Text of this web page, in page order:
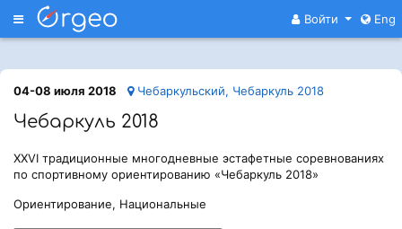
Меню Войти Eng
04-08 июля 2018 Чебаркульский, Чебаркуль 2018
Чебаркуль 2018
XXVI традиционные многодневные эстафетные соревнованиях
по спортивному ориентированию «Чебаркуль 2018»
Ориентирование, Национальные